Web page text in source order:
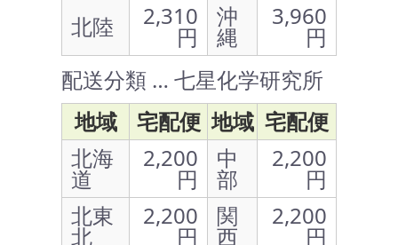
北陸
2,310
円
沖
縄
3,960
円
配送分類 … 七星化学研究所
地域
宅配便 地域 宅配便
北海
道
2,200
円
中
部
2,200
円
北東
北
2,200
円
関
西
2,200
円